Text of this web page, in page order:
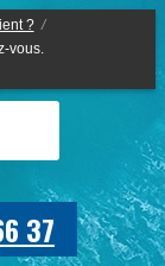
? /
vous.
37